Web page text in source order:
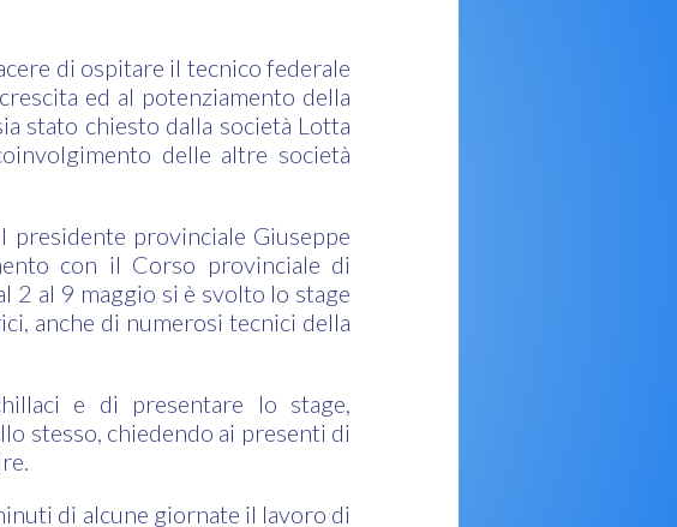
di ospitare il tecnico federale
ed al potenziamento della
stato chiesto dalla società Lotta
delle altre società
presidente provinciale Giuseppe
con il Corso provinciale di
2 al 9 maggio si è svolto lo stage
anche di numerosi tecnici della
e di presentare lo stage,
stesso, chiedendo ai presenti di
di alcune giornate il lavoro di